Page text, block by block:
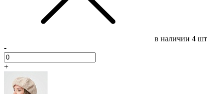
в наличии 4 шт
-
+